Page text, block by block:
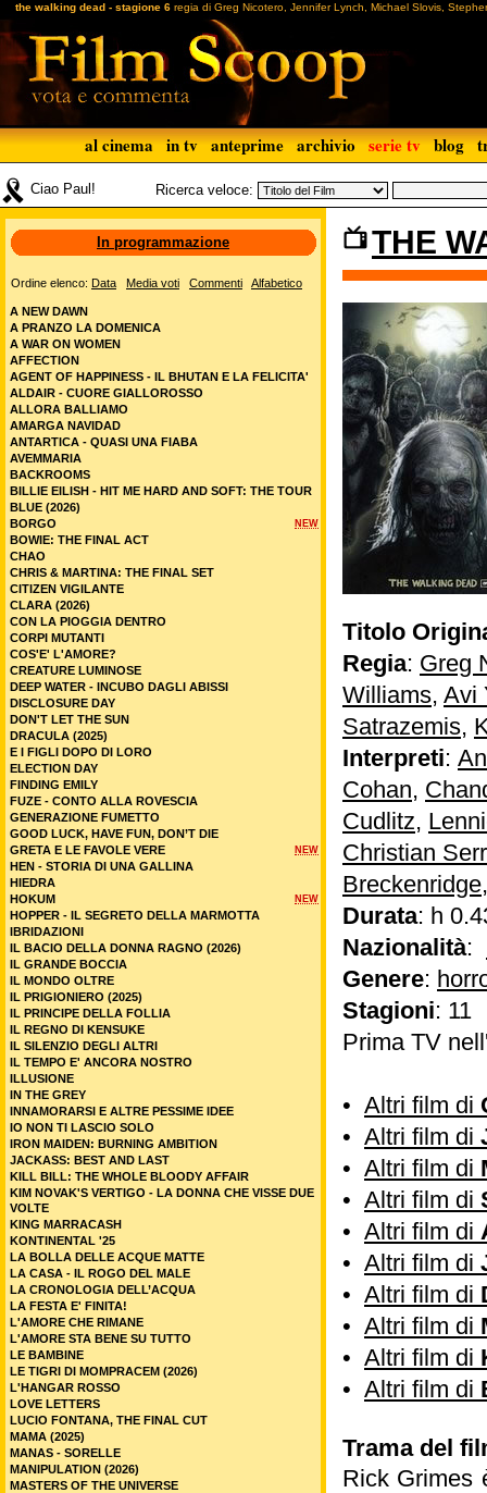
the walking dead - stagione 6 regia di Greg Nicotero, Jennifer Lynch, Michael Slovis,
al cinema in tv anteprime archivio serie tv blog
Ciao Paul! Ricerca veloce:
THE
Titolo
Regia: Greg
Williams, Avi
Satrazemis,
Interpreti:
Cohan,
Cudlitz,
Christian
Breckenridge
Durata: h
Nazionalità:
Genere:
Stagioni: 11
Prima TV
• Altri film di
• Altri film di
• Altri film di
• Altri film di
• Altri film di
• Altri film di
• Altri film di
• Altri film di
• Altri film di
• Altri film di
Trama del
Rick Grimes
In programmazione
Ordine elenco: Data Media voti Commenti Alfabetico
A NEW DAWN
A PRANZO LA DOMENICA
A WAR ON WOMEN
AFFECTION
AGENT OF HAPPINESS - IL BHUTAN E LA FELICITA'
ALDAIR - CUORE GIALLOROSSO
ALLORA BALLIAMO
AMARGA NAVIDAD
ANTARTICA - QUASI UNA FIABA
AVEMMARIA
BACKROOMS
BILLIE EILISH - HIT ME HARD AND SOFT: THE TOUR
BLUE (2026)
NEW
BORGO
BOWIE: THE FINAL ACT
CHAO
CHRIS & MARTINA: THE FINAL SET
CITIZEN VIGILANTE
CLARA (2026)
CON LA PIOGGIA DENTRO
CORPI MUTANTI
COS'E' L'AMORE?
CREATURE LUMINOSE
DEEP WATER - INCUBO DAGLI ABISSI
DISCLOSURE DAY
DON'T LET THE SUN
DRACULA (2025)
E I FIGLI DOPO DI LORO
ELECTION DAY
FINDING EMILY
FUZE - CONTO ALLA ROVESCIA
GENERAZIONE FUMETTO
GOOD LUCK, HAVE FUN, DON’T DIE
NEW
GRETA E LE FAVOLE VERE
HEN - STORIA DI UNA GALLINA
HIEDRA
NEW
HOKUM
HOPPER - IL SEGRETO DELLA MARMOTTA
IBRIDAZIONI
IL BACIO DELLA DONNA RAGNO (2026)
IL GRANDE BOCCIA
IL MONDO OLTRE
IL PRIGIONIERO (2025)
IL PRINCIPE DELLA FOLLIA
IL REGNO DI KENSUKE
IL SILENZIO DEGLI ALTRI
IL TEMPO E' ANCORA NOSTRO
ILLUSIONE
IN THE GREY
INNAMORARSI E ALTRE PESSIME IDEE
IO NON TI LASCIO SOLO
IRON MAIDEN: BURNING AMBITION
JACKASS: BEST AND LAST
KILL BILL: THE WHOLE BLOODY AFFAIR
KIM NOVAK'S VERTIGO - LA DONNA CHE VISSE DUE
VOLTE
KING MARRACASH
KONTINENTAL '25
LA BOLLA DELLE ACQUE MATTE
LA CASA - IL ROGO DEL MALE
LA CRONOLOGIA DELL’ACQUA
LA FESTA E' FINITA!
L'AMORE CHE RIMANE
L'AMORE STA BENE SU TUTTO
LE BAMBINE
LE TIGRI DI MOMPRACEM (2026)
L'HANGAR ROSSO
LOVE LETTERS
LUCIO FONTANA, THE FINAL CUT
MAMA (2025)
MANAS - SORELLE
MANIPULATION (2026)
MASTERS OF THE UNIVERSE